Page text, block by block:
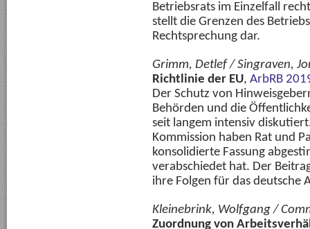
Betriebsrats im Einzelfall
stellt die Grenzen des
Rechtsprechung dar.
Grimm, Detlef / Singraven,
Richtlinie der EU, ArbRB
Der Schutz von
Behörden und die
seit langem intensiv
Kommission haben Rat und
konsolidierte Fassung
verabschiedet hat. Der
ihre Folgen für das deutsche
Kleinebrink, Wolfgang /
Zuordnung von